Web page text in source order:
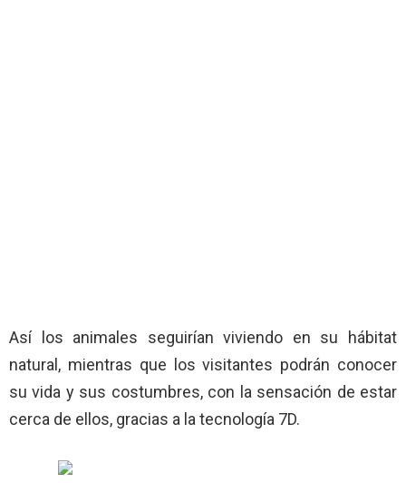
Así los animales seguirían viviendo en su hábitat
natural, mientras que los visitantes podrán conocer
su vida y sus costumbres, con la sensación de estar
cerca de ellos, gracias a la tecnología 7D.